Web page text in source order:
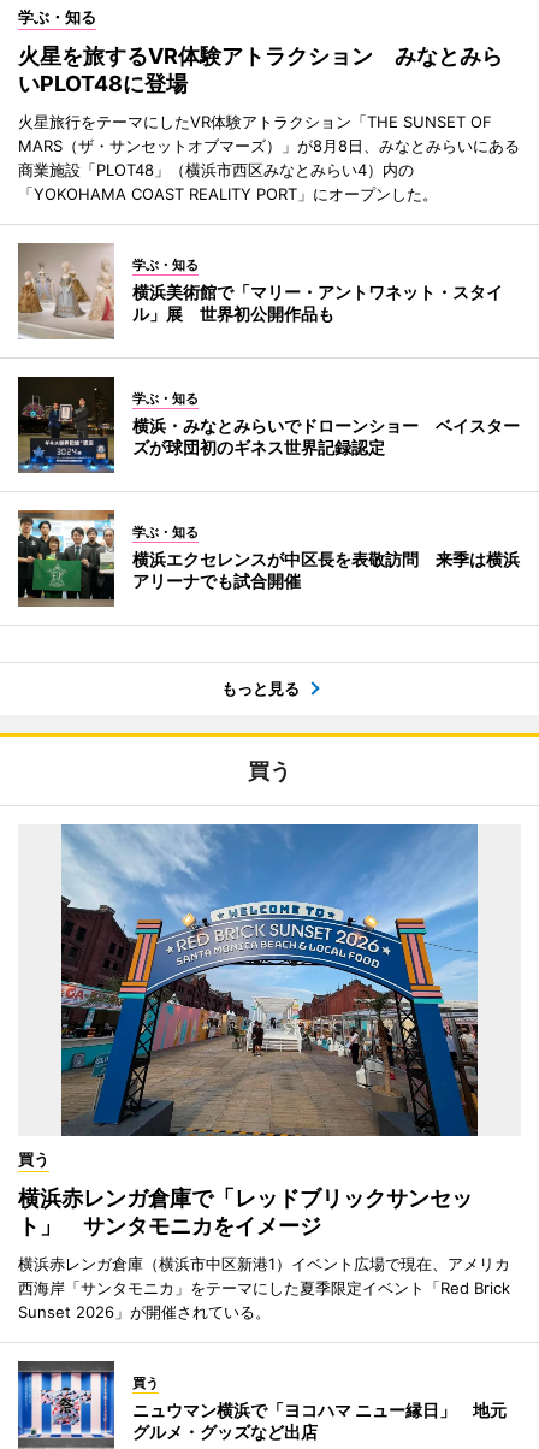
学ぶ・知る
火星を旅するVR体験アトラクション みなとみら
いPLOT48に登場
火星旅行をテーマにしたVR体験アトラクション「THE SUNSET OF
MARS（ザ・サンセットオブマーズ）」が8月8日、みなとみらいにある
商業施設「PLOT48」（横浜市西区みなとみらい4）内の
「YOKOHAMA COAST REALITY PORT」にオープンした。
学ぶ・知る
横浜美術館で「マリー・アントワネット・スタイ
ル」展 世界初公開作品も
学ぶ・知る
横浜・みなとみらいでドローンショー ベイスター
ズが球団初のギネス世界記録認定
学ぶ・知る
横浜エクセレンスが中区長を表敬訪問 来季は横浜
アリーナでも試合開催
もっと見る
買う
買う
横浜赤レンガ倉庫で「レッドブリックサンセッ
ト」 サンタモニカをイメージ
横浜赤レンガ倉庫（横浜市中区新港1）イベント広場で現在、アメリカ
西海岸「サンタモニカ」をテーマにした夏季限定イベント「Red Brick
Sunset 2026」が開催されている。
買う
ニュウマン横浜で「ヨコハマ ニュー縁日」 地元
グルメ・グッズなど出店